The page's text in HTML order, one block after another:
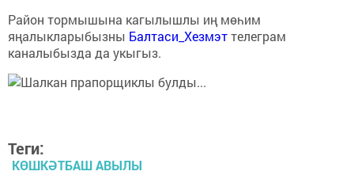
Район тормышына кагылышлы иң мөһим
яңалыкларыбызны Балтаси_Хезмэттелеграм
каналыбызда да укыгыз.
Теги:
КӨШКӘТБАШ АВЫЛЫ